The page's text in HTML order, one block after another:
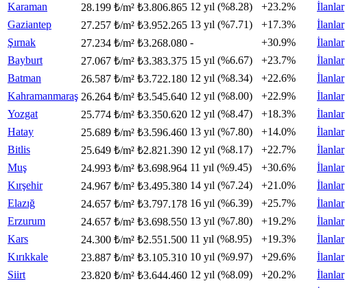
Karaman
28.199 ₺/m² ₺3.806.865 12 yıl (%8.28) +23.2%
İlanlar
Gaziantep
27.257 ₺/m² ₺3.952.265 13 yıl (%7.71) +17.3%
İlanlar
Şırnak
27.234 ₺/m² ₺3.268.080 - +30.9%
İlanlar
Bayburt
27.067 ₺/m² ₺3.383.375 15 yıl (%6.67) +23.7%
İlanlar
Batman
26.587 ₺/m² ₺3.722.180 12 yıl (%8.34) +22.6%
İlanlar
Kahramanmaraş 26.264 ₺/m² ₺3.545.640 12 yıl (%8.00) +22.9%
İlanlar
Yozgat
25.774 ₺/m² ₺3.350.620 12 yıl (%8.47) +18.3%
İlanlar
Hatay
25.689 ₺/m² ₺3.596.460 13 yıl (%7.80) +14.0%
İlanlar
Bitlis
25.649 ₺/m² ₺2.821.390 12 yıl (%8.17) +22.7%
İlanlar
Muş
24.993 ₺/m² ₺3.698.964 11 yıl (%9.45) +30.6%
İlanlar
Kırşehir
24.967 ₺/m² ₺3.495.380 14 yıl (%7.24) +21.0%
İlanlar
Elazığ
24.657 ₺/m² ₺3.797.178 16 yıl (%6.39) +25.7%
İlanlar
Erzurum
24.657 ₺/m² ₺3.698.550 13 yıl (%7.80) +19.2%
İlanlar
Kars
24.300 ₺/m² ₺2.551.500 11 yıl (%8.95) +19.3%
İlanlar
Kırıkkale
23.887 ₺/m² ₺3.105.310 10 yıl (%9.97) +29.6%
İlanlar
Siirt
23.820 ₺/m² ₺3.644.460 12 yıl (%8.09) +20.2%
İlanlar